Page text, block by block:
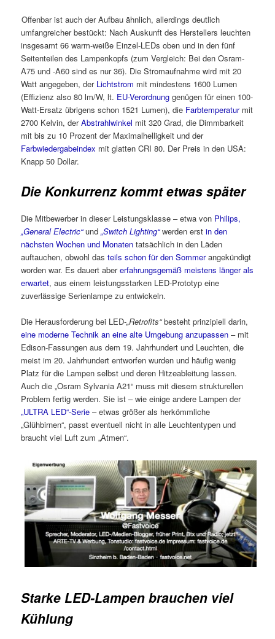
Offenbar ist auch der Aufbau ähnlich, allerdings deutlich
umfangreicher bestückt: Nach Auskunft des Herstellers leuchten
insgesamt 66 warm-weiße Einzel-LEDs oben und in den fünf
Seitenteilen des Lampenkopfs (zum Vergleich: Bei den Osram-
A75 und -A60 sind es nur 36). Die Stromaufnahme wird mit 20
Watt angegeben, der Lichtstrom mit mindestens 1600 Lumen
(Effizienz also 80 lm/W, lt. EU-Verordnung genügen für einen 100-
Watt-Ersatz übrigens schon 1521 Lumen), die Farbtemperaturmit
2700 Kelvin, derAbstrahlwinkel mit 320 Grad, die Dimmbarkeit
mit bis zu 10 Prozent der Maximalhelligkeit und der
Farbwiedergabeindex mit glatten CRI 80. Der Preis in den USA:
Knapp 50 Dollar.
Die Konkurrenz kommt etwas später
Die Mitbewerber in dieser Leistungsklasse – etwa von Philips,
„General Electric“und„Switch Lighting“werden erstin den
nächsten Wochen und Monaten tatsächlich in den Läden
auftauchen, obwohl dasteils schon für den Sommerangekündigt
worden war. Es dauert abererfahrungsgemäß meistens länger als
erwartet, aus einem leistungsstarken LED-Prototyp eine
zuverlässige Serienlampe zu entwickeln.
Die Herausforderung bei LED-„Retrofits“besteht prinzipiell darin,
eine moderne Technik an eine alte Umgebung anzupassen – mit
Edison-Fassungen aus dem 19. Jahrhundert und Leuchten, die
meist im 20. Jahrhundert entworfen wurden und häufig wenig
Platz für die Lampen selbst und deren Hitzeableitung lassen.
Auch die „Osram Sylvania A21“ muss mit diesem strukturellen
Problem fertig werden. Sie ist – wie einige andere Lampen der
„ULTRA LED“-Serie – etwas größer als herkömmliche
„Glühbirnen“, passt eventuell nicht in alle Leuchtentypen und
braucht viel Luft zum „Atmen“.
Starke LED-Lampen brauchen viel
Kühlung